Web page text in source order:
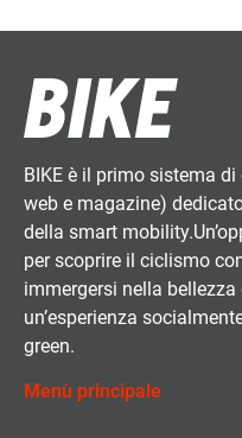
BIKE è il primo sistema
web e magazine)
della smart
per scoprire il ciclismo
immergersi nella
un’esperienza
green.
Menù principale